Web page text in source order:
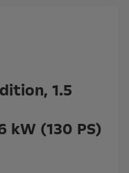
1.5
(130 PS)